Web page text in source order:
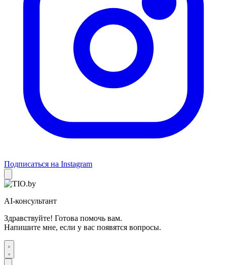
Подписаться на Instagram
AI-консультант
Здравствуйте! Готова помочь вам.
Напишите мне, если у вас появятся вопросы.